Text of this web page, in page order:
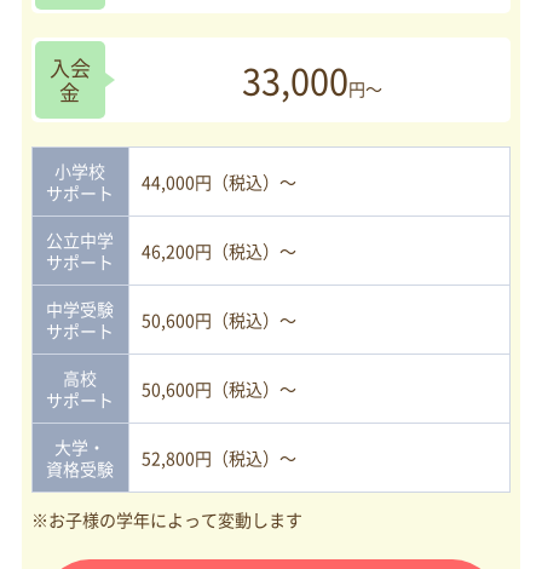
入会
金
33,000円～
小学校
サポート
44,000円（税込）～
公立中学
サポート
46,200円（税込）～
中学受験
サポート
50,600円（税込）～
高校
サポート
50,600円（税込）～
大学・
資格受験
52,800円（税込）～
※お子様の学年によって変動します